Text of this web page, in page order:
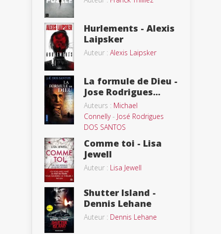
Hurlements - Alexis
Laipsker
Auteur : Alexis Laipsker
La formule de Dieu -
Jose Rodrigues...
Auteurs : Michael
Connelly- José Rodrigues
DOS SANTOS
Comme toi - Lisa
Jewell
Auteur : Lisa Jewell
Shutter Island -
Dennis Lehane
Auteur : Dennis Lehane